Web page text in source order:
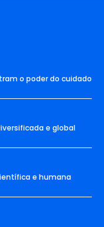
o poder do cuidado
e global
e humana